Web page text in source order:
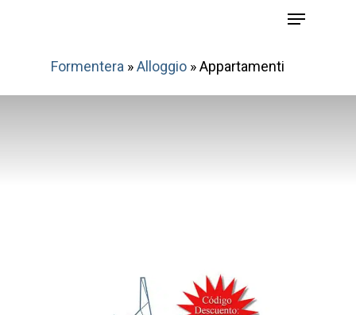
Menu
Formentera »Alloggio »Appartamenti